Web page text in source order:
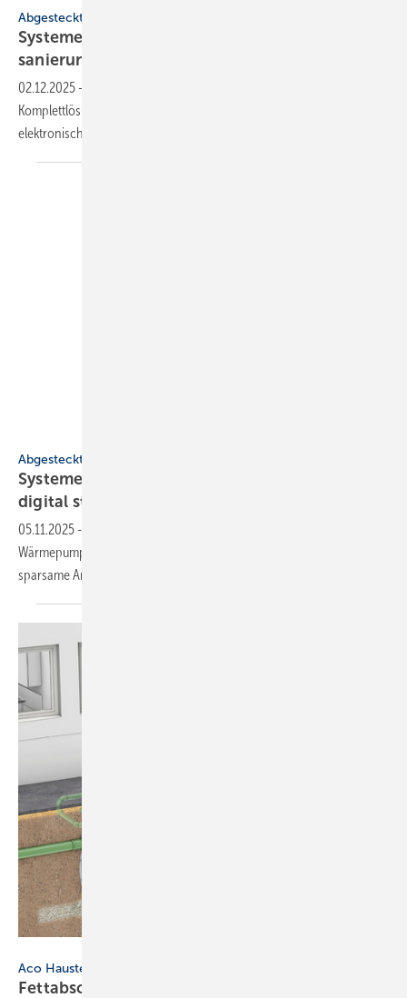
Abgesteckt
Systeme für SHK-Profis: lei­se, viel­sei­tig,
sa­nie­rungs­freund­lich
02.12.2025 -
Komplettlösung, Verschraubungsset, smarte Urinalspülung,
elektronischer Mischer für konstante
Abgesteckt
Systeme für SHK-Profis: schlank, emis­si­ons­arm,
di­gi­tal steu­er­bar
05.11.2025 -
Wärmepumpen, kompakte Lüftungsgeräte, Solarregler mit WLAN,
sparsameArmaturen.
Aco Haustechnik
Fettabscheider mit separatem